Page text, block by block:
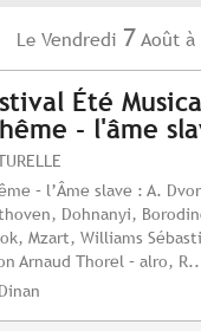
Le Vendredi 7 Août à
Été
- l'âme
– l’Âme slave : A.
Dohnanyi,
Mzart, Williams
Arnaud Thorel – alro,
Dinan